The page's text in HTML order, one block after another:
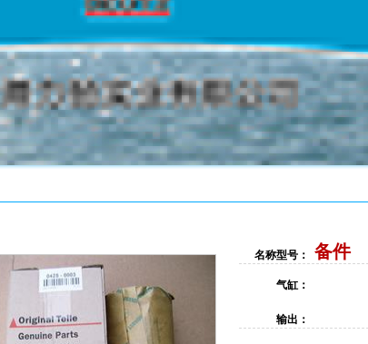
名称型号： 备件
气缸：
输出：